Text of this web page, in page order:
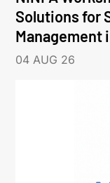
Solutions for
Management
04 AUG 26